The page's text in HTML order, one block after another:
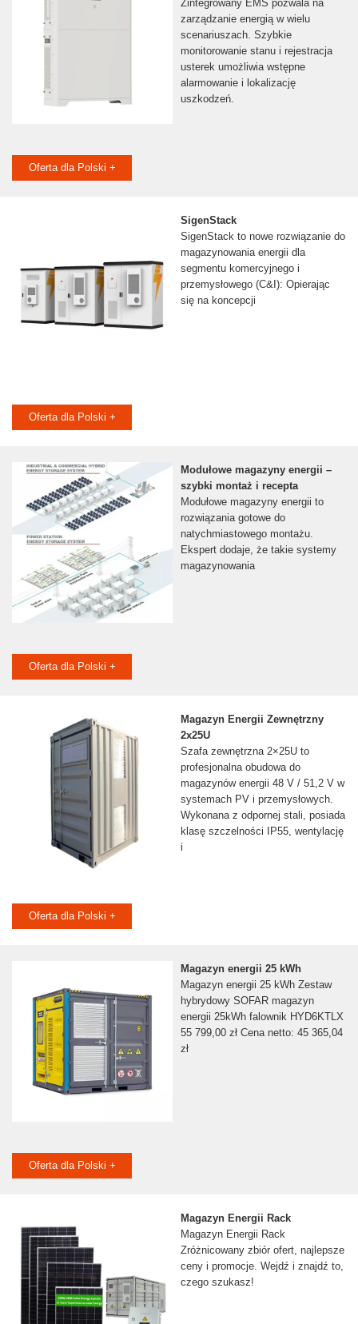
Zintegrowany EMS pozwala na
zarządzanie energią w wielu
scenariuszach. Szybkie
monitorowanie stanu i rejestracja
usterek umożliwia wstępne
alarmowanie i lokalizację
uszkodzeń.
Oferta dla Polski +
SigenStack
SigenStack to nowe rozwiązanie do
magazynowania energii dla
segmentu komercyjnego i
przemysłowego (C&I): Opierając
się na koncepcji
Oferta dla Polski +
Modułowe magazyny energii –
szybki montaż i recepta
Modułowe magazyny energii to
rozwiązania gotowe do
natychmiastowego montażu.
Ekspert dodaje, że takie systemy
magazynowania
Oferta dla Polski +
Magazyn Energii Zewnętrzny
2x25U
Szafa zewnętrzna 2×25U to
profesjonalna obudowa do
magazynów energii 48 V / 51,2 V w
systemach PV i przemysłowych.
Wykonana z odpornej stali, posiada
klasę szczelności IP55, wentylację
i
Oferta dla Polski +
Magazyn energii 25 kWh
Magazyn energii 25 kWh Zestaw
hybrydowy SOFAR magazyn
energii 25kWh falownik HYD6KTLX
55 799,00 zł Cena netto: 45 365,04
zł
Oferta dla Polski +
Magazyn Energii Rack
Magazyn Energii Rack
Zróżnicowany zbiór ofert, najlepsze
ceny i promocje. Wejdź i znajdź to,
czego szukasz!